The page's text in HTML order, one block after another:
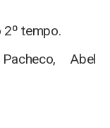
2º tempo.
Abel